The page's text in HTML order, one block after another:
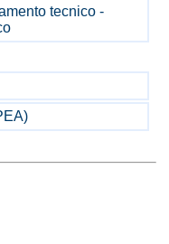
tecnico -